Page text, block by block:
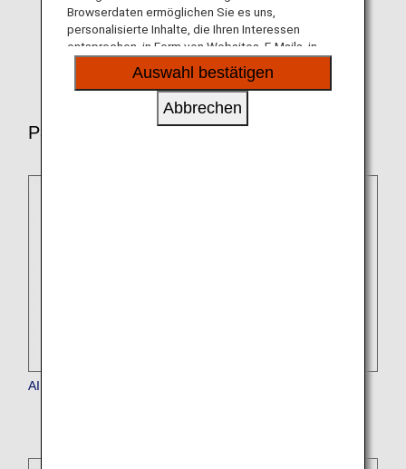
Club-Mitglieder Anspruch auf Meilengutschrift
und Premium-Mitgliederservices. (Gültig ab
19. Mai)
Partnerfluggesellschaften für Inlandsflüge
AIRDO
Browserdaten ermöglichen Sie es uns,
personalisierte Inhalte, die Ihren Interessen
entsprechen, in Form von Websites, E-Mails, in
sozialen Medien und Werbung anzubieten.
Auswahl bestätigen
Abbrechen